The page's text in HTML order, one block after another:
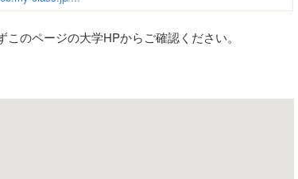
のページの大学HPからご確認ください。